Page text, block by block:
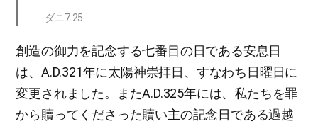
ダニ7:25
創造の御力を記念する七番目の日である安息日
は、A.D.321年に太陽神崇拝日、すなわち日曜日に
変更されました。またA.D.325年には、私たちを罪
から贖ってくださった贖い主の記念日である過越